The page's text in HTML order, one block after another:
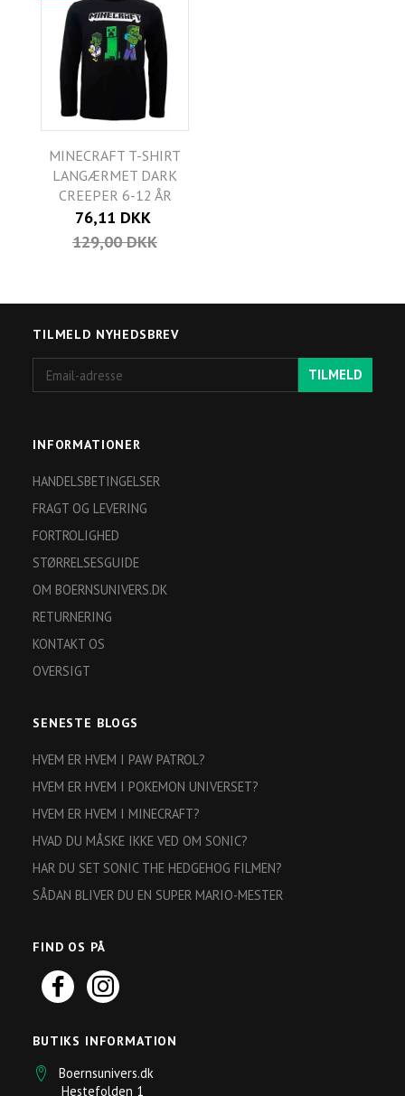
MINECRAFT T-SHIRT
LANGÆRMET DARK
CREEPER 6-12 ÅR
76,11 DKK
129,00 DKK
TILMELD NYHEDSBREV
adresse
TILMELD
INFORMATIONER
HANDELSBETINGELSER
FRAGT OG LEVERING
FORTROLIGHED
STØRRELSESGUIDE
OM BOERNSUNIVERS.DK
RETURNERING
KONTAKT OS
OVERSIGT
SENESTE BLOGS
HVEM ER HVEM I PAW PATROL?
HVEM ER HVEM I POKEMON UNIVERSET?
HVEM ER HVEM I MINECRAFT?
HVAD DU MÅSKE IKKE VED OM SONIC?
HAR DU SET SONIC THE HEDGEHOG FILMEN?
SÅDAN BLIVER DU EN SUPER MARIO-MESTER
FIND OS PÅ
BUTIKS INFORMATION
Boernsunivers.dk
Hestefolden 1